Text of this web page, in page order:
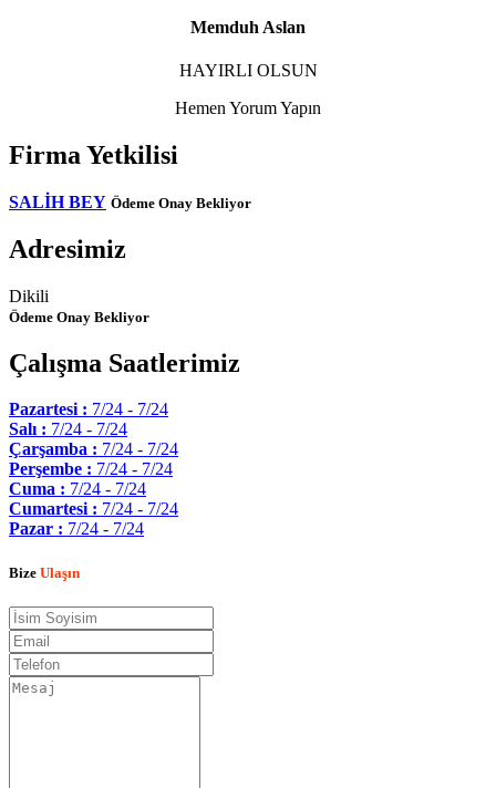
Memduh Aslan
HAYIRLI OLSUN
Hemen Yorum Yapın
Firma Yetkilisi
SALİH BEY Ödeme Onay Bekliyor
Adresimiz
Dikili
Ödeme Onay Bekliyor
Çalışma Saatlerimiz
Pazartesi : 7/24 - 7/24
Salı : 7/24 - 7/24
Çarşamba : 7/24 - 7/24
Perşembe : 7/24 - 7/24
Cuma : 7/24 - 7/24
Cumartesi : 7/24 - 7/24
Pazar : 7/24 - 7/24
Bize Ulaşın